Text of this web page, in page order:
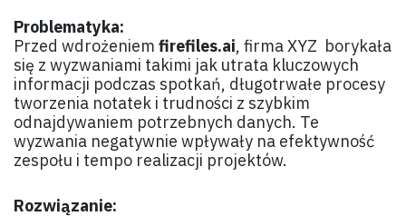
Problematyka:
Przed wdrożeniem firefiles.ai, firma XYZ borykała
się z wyzwaniami takimi jak utrata kluczowych
informacji podczas spotkań, długotrwałe procesy
tworzenia notatek i trudności z szybkim
odnajdywaniem potrzebnych danych. Te
wyzwania negatywnie wpływały na efektywność
zespołu i tempo realizacji projektów.
Rozwiązanie: